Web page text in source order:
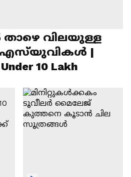
താഴെ വിലയുള്ള
എസ്‍യുവികൾ |
10 Lakh